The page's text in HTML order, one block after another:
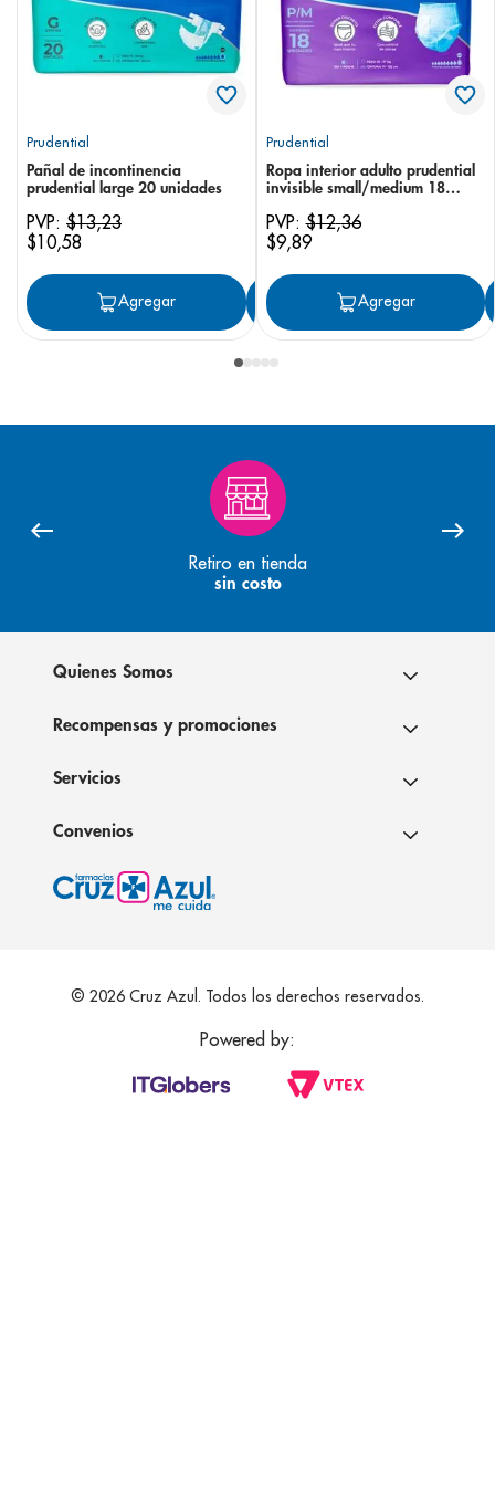
Prudential
Pañal de incontinencia
prudential large 20 unidades
PVP: $13,23
$10,58
Agregar Agregar
Prudential
Ropa interior adulto prudential
invisible small/medium 18
PVP:$12,36
$9,89
Agregar
Retiro en tienda
sin costo
Quienes Somos
Recompensas y promociones
Servicios
Convenios
© 2026 Cruz Azul. Todos los derechos reservados.
Powered by: